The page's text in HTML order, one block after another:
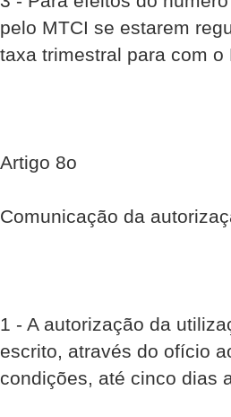
pelo MTCI se estarem
taxa trimestral para com o
Artigo 8o
Comunicação da
1 - A autorização da
escrito, através do ofício
condições, até cinco dias